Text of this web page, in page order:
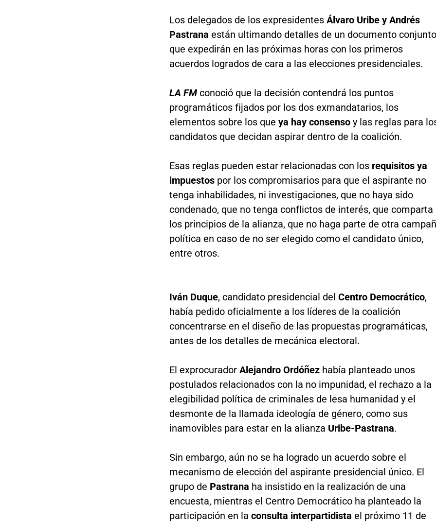
Los delegados de los expresidentes Álvaro Uribe y Andrés
Pastrana están ultimando detalles de un documento conjunto
que expedirán en las próximas horas con los primeros
acuerdos logrados de cara a las elecciones presidenciales.
LA FMconoció que la decisión contendrá los puntos
programáticos fijados por los dos exmandatarios, los
elementos sobre los que ya hay consensoy las reglas para
candidatos que decidan aspirar dentro de la coalición.
Esas reglas pueden estar relacionadas con los requisitos ya
impuestospor los compromisarios para que el aspirante no
tenga inhabilidades, ni investigaciones, que no haya sido
condenado, que no tenga conflictos de interés, que comparta
los principios de la alianza, que no haga parte de otra
política en caso de no ser elegido como el candidato único,
entre otros.
Iván Duque, candidato presidencial del Centro Democrático,
había pedido oficialmente a los líderes de la coalición
concentrarse en el diseño de las propuestas programáticas,
antes de los detalles de mecánica electoral.
El exprocurador Alejandro Ordóñezhabía planteado unos
postulados relacionados con la no impunidad, el rechazo a la
elegibilidad política de criminales de lesa humanidad y el
desmonte de la llamada ideología de género, como sus
inamovibles para estar en la alianza Uribe-Pastrana.
Sin embargo, aún no se ha logrado un acuerdo sobre el
mecanismo de elección del aspirante presidencial único. El
grupo de Pastrana ha insistido en la realización de una
encuesta, mientras el Centro Democrático ha planteado la
participación en la consulta interpartidista el próximo 11 de